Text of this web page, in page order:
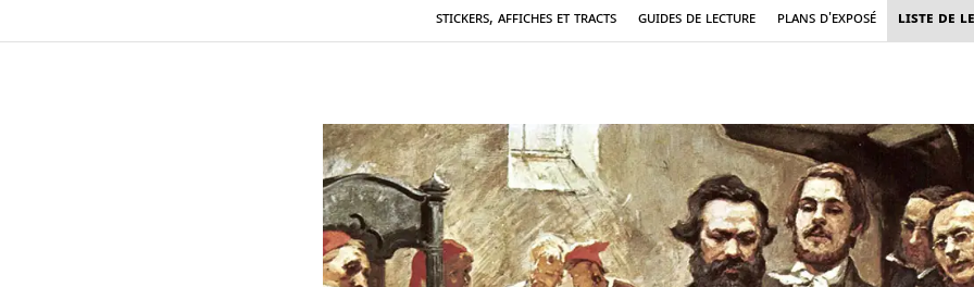
Stickers, affiches et tracts Guides de lecture Plans d'exposé Liste de